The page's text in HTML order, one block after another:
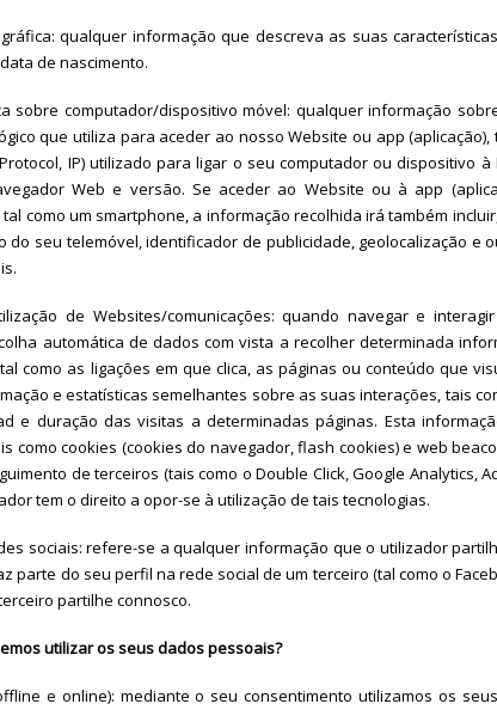
qualquer informação que descreva as suas
de nascimento.
sobre computador/dispositivo móvel: qualquer informação
que utiliza para aceder ao nosso Website ou app
IP) utilizado para ligar o seu computador ou dispositivo
Web e versão. Se aceder ao Website ou à app
como um smartphone, a informação recolhida irá também
do seu telemóvel, identificador de publicidade, geolocalização e
de Websites/comunicações: quando navegar e
automática de dados com vista a recolher determinada
como as ligações em que clica, as páginas ou conteúdo que
e estatísticas semelhantes sobre as suas interações, tais
e duração das visitas a determinadas páginas. Esta
como cookies (cookies do navegador, flash cookies) e web
de terceiros (tais como o Double Click, Google Analytics,
tem o direito a opor-se à utilização de tais tecnologias.
sociais: refere-se a qualquer informação que o utilizador
parte do seu perfil na rede social de um terceiro (tal como o
partilhe connosco.
utilizar os seus dados pessoais?
e online): mediante o seu consentimento utilizamos os